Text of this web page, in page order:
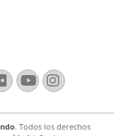
YouTube
. Todos los derechos